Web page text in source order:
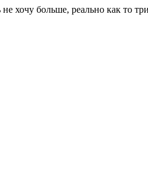
хочу больше, реально как то